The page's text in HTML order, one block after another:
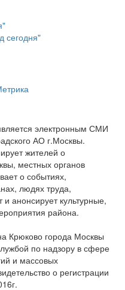
сегодня"
электронным СМИ
АО г.Москвы.
жителей о
местных органов
о событиях,
людях труда,
и анонсирует культурные,
района.
Крюково города Москвы
по надзору в сфере
и массовых
о регистрации